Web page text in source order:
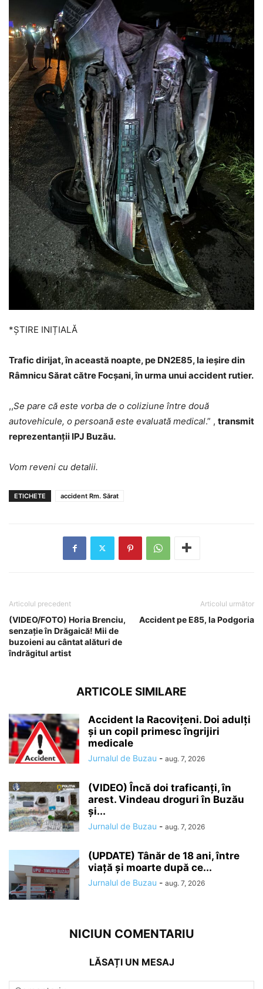
*ȘTIRE INIȚIALĂ
Trafic dirijat, în această noapte, pe DN2E85, la ieșire din
Râmnicu Sărat către Focșani, în urma unui accident rutier.
,,Se pare că este vorba de o coliziune între două
autovehicule, o persoană este evaluată medical.” , transmit
reprezentanții IPJ Buzău.
Vom reveni cu detalii.
ETICHETE accident Rm. Sărat
Articolul precedent
(VIDEO/FOTO) Horia Brenciu,
senzație în Drăgaică! Mii de
buzoieni au cântat alături de
îndrăgitul artist
Articolul următor
Accident pe E85, la Podgoria
ARTICOLE SIMILARE
Accident la Racovițeni. Doi adulți
și un copil primesc îngrijiri
medicale
Jurnalul de Buzau - aug. 7, 2026
(VIDEO) Încă doi traficanți, în
arest. Vindeau droguri în Buzău
și...
Jurnalul de Buzau - aug. 7, 2026
(UPDATE) Tânăr de 18 ani, între
viață și moarte după ce...
Jurnalul de Buzau - aug. 7, 2026
NICIUN COMENTARIU
LĂSAȚI UN MESAJ